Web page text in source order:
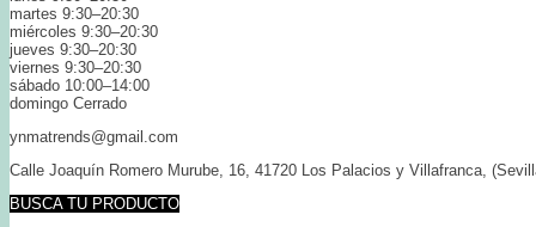
martes 9:30–20:30
miércoles 9:30–20:30
jueves 9:30–20:30
viernes 9:30–20:30
sábado 10:00–14:00
domingo Cerrado
ynmatrends@gmail.com
Calle Joaquín Romero Murube, 16, 41720 Los Palacios y Villafranca,
BUSCA TU PRODUCTO